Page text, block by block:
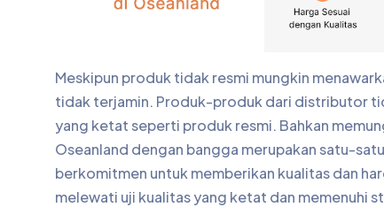
Meskipun produk tidak resmi mungkin
tidak terjamin. Produk-produk dari distributor
yang ketat seperti produk resmi. Bahkan
Oseanland dengan bangga merupakan satu-
berkomitmen untuk memberikan kualitas dan
melewati uji kualitas yang ketat dan memenuhi